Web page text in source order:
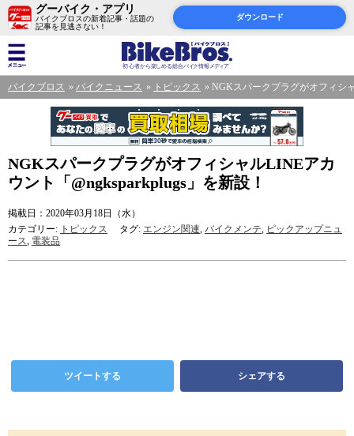
グーバイク・アプリ
バイクブロスの新着記事・話題の
記事を見逃さない！
ダウンロード
バイクブロス バイクニュース トピックス NGKスパークプラグがオフィシ
NGKスパークプラグがオフィシャルLINEアカ
ウント「@ngksparkplugs」を新設！
掲載日：2020年03月18日（水）
カテゴリー: トピックス タグ: エンジン関連, バイクメンテ, ピックアップニュ
ース, 電装品
ツイートする シェアする